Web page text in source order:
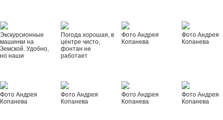
Экскурсионные
машинки на
Земской. Удобно,
но наши
Погода хорошая, в
центре чисто,
фонтан не
работает
Фото Андрея
Копанева
Фото Андрея
Копанева
Фото Андрея
Копанева
Фото Андрея
Копанева
Фото Андрея
Копанева
Фото Андрея
Копанева